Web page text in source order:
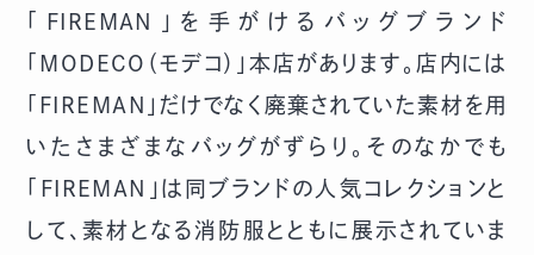
「FIREMAN」を手がけるバッグブランド
「MODECO（モデコ）」本店があります。店内には
「FIREMAN」だけでなく廃棄されていた素材を用
いたさまざまなバッグがずらり。そのなかでも
「FIREMAN」は同ブランドの人気コレクションと
して、素材となる消防服とともに展示されていま